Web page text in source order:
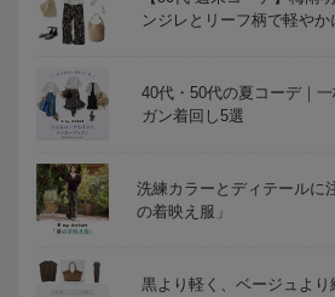
ンジレとリーフ柄で軽やか
40代・50代の夏コーデ｜
ガン着回し5選
洗練カラーとディテールに
の着映え服」
黒より軽く、ベージュよ